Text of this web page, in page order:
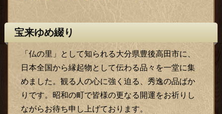
宝来ゆめ綴り
「仏の里」として知られる大分県豊後高田市に、
日本全国から縁起物として伝わる品々を一堂に集
めました。観る人の心に強く迫る、秀逸の品ばか
りです。昭和の町で皆様の更なる開運をお祈りし
ながらお待ち申し上げております。